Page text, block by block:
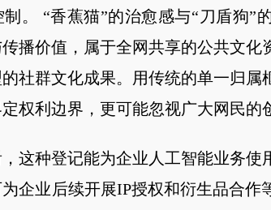
。 “香蕉猫”的治愈感与“刀盾狗”
播价值，属于全网共享的公共文化
社群文化成果。用传统的单一归属
权利边界，更可能忽视广大网民的
这种登记能为企业人工智能业务使
企业后续开展IP授权和衍生品合作